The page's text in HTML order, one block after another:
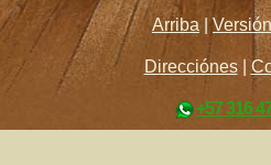
Arriba |
Direcciónes|
+57 316